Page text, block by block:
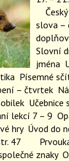
slova –
Slovní
jména
Písemné
– čtvrtek
lekcí 7 – 9
hry Úvod do
str. 47
společné